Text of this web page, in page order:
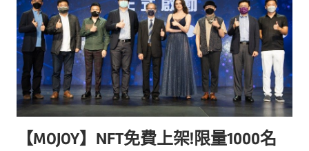
推
薦
媒
體。
【MOJOY】NFT免費上架!限量1000名